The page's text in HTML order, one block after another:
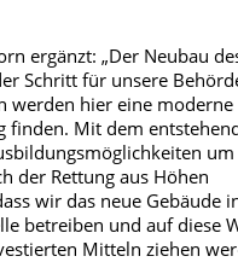
ergänzt: „Der Neubau
Schritt für unsere
werden hier eine
finden. Mit dem
um
der Rettung aus Höhen
wir das neue Gebäude
betreiben und auf diese
Mitteln ziehen